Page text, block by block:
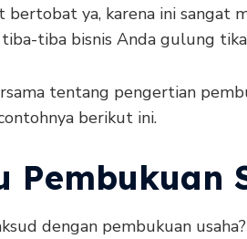
bertobat ya, karena ini sangat
tiba-tiba bisnis Anda gulung
tentang pengertian
berikut ini.
Pembukuan
dengan pembukuan